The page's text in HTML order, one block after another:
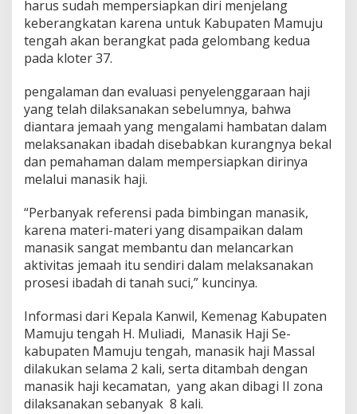
a
a
h
H
i
I
k
u
t
i
P
t
u
n
j
u
k
harus sudah mempersiapkan diri menjelang
keberangkatan karena untuk Kabupaten Mamuju
tengah akan berangkat pada gelombang kedua
pada kloter 37.
pengalaman dan evaluasi penyelenggaraan haji
yang telah dilaksanakan sebelumnya, bahwa
diantara jemaah yang mengalami hambatan dalam
melaksanakan ibadah disebabkan kurangnya bekal
dan pemahaman dalam mempersiapkan dirinya
melalui manasik haji.
“Perbanyak referensi pada bimbingan manasik,
karena materi-materi yang disampaikan dalam
manasik sangat membantu dan melancarkan
aktivitas jemaah itu sendiri dalam melaksanakan
prosesi ibadah di tanah suci,” kuncinya.
Informasi dari Kepala Kanwil, Kemenag Kabupaten
Mamuju tengah H. Muliadi, Manasik Haji Se-
kabupaten Mamuju tengah, manasik haji Massal
dilakukan selama 2 kali, serta ditambah dengan
manasik haji kecamatan, yang akan dibagi II zona
dilaksanakan sebanyak 8 kali.